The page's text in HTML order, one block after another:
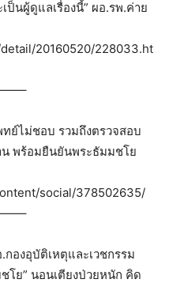
ป็นผู้ดูแลเรื่องนี้” ผอ.รพ.ค่าย
20160520/228033.ht
ย์ไม่ชอบ รวมถึงตรวจสอบ
พร้อมยืนยันพระธัมมชโย
social/378502635/
องอุบัติเหตุและเวชกรรม
โย” นอนเตียงป่วยหนัก คิด